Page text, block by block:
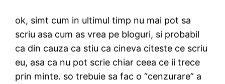
ok, simt cum in ultimul timp nu mai pot sa
scriu asa cum as vrea pe bloguri, si probabil
ca din cauza ca stiu ca cineva citeste ce scriu
eu, asa ca nu pot scrie chiar ceea ce ii trece
prin minte. so trebuie sa fac o “cenzurare” a